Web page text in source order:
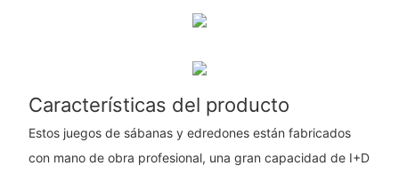
Características del producto
Estos juegos de sábanas y edredones están fabricados
con mano de obra profesional, una gran capacidad de I+D